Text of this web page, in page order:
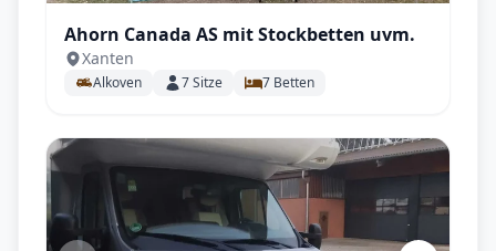
Ahorn Canada AS mit Stockbetten uvm.
Xanten
Alkoven 7Sitze 7 Betten